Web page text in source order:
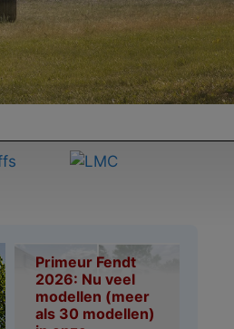
Primeur Fendt
2026: Nu veel
modellen (meer
als 30 modellen)